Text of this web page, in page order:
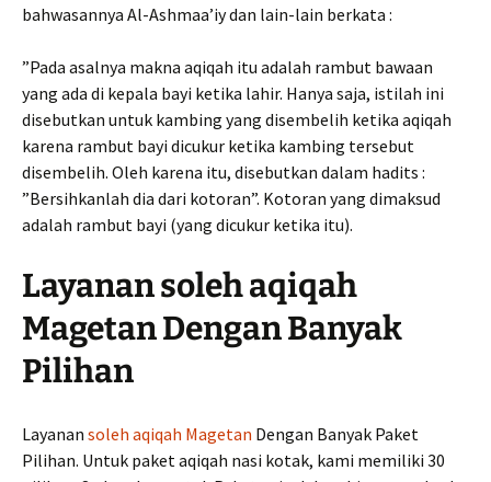
bahwasannya Al-Ashmaa’iy dan lain-lain berkata :
”Pada asalnya makna aqiqah itu adalah rambut bawaan
yang ada di kepala bayi ketika lahir. Hanya saja, istilah ini
disebutkan untuk kambing yang disembelih ketika aqiqah
karena rambut bayi dicukur ketika kambing tersebut
disembelih. Oleh karena itu, disebutkan dalam hadits :
”Bersihkanlah dia dari kotoran”. Kotoran yang dimaksud
adalah rambut bayi (yang dicukur ketika itu).
Layanan soleh aqiqah
Magetan Dengan Banyak
Pilihan
Layanan soleh aqiqah Magetan Dengan Banyak Paket
Pilihan. Untuk paket aqiqah nasi kotak, kami memiliki 30